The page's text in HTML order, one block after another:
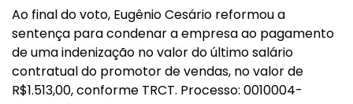
Ao final do voto, Eugênio Cesário reformou a
sentença para condenar a empresa ao pagamento
de uma indenização no valor do último salário
contratual do promotor de vendas, no valor de
R$1.513,00, conforme TRCT. Processo: 0010004-